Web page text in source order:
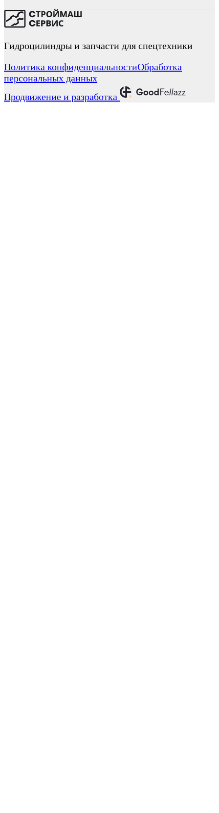
Гидроцилиндры и запчасти для спецтехники
Политика конфиденциальностиОбработка
персональных данных
Продвижение и разработка